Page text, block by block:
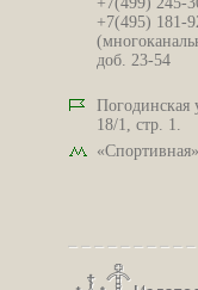
+7(495) 181-
доб. 23-54
Погодинская
18/1, стр. 1.
«Спортивная»